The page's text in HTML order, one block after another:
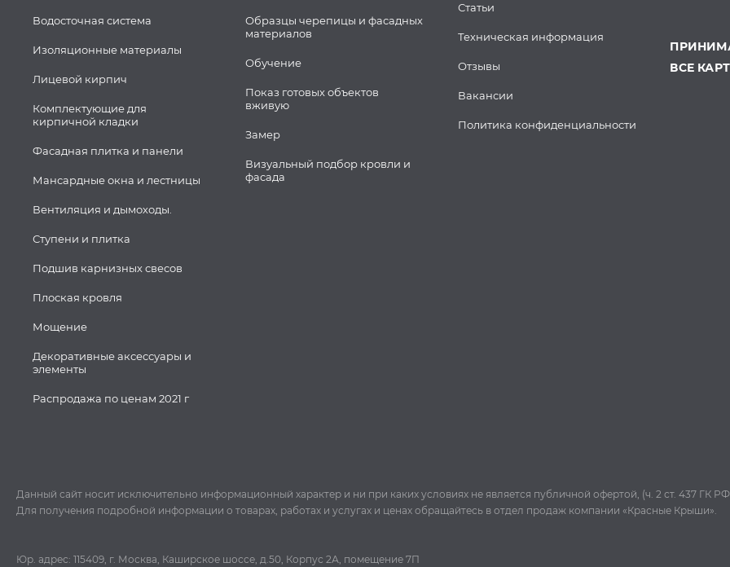
Водосточная система
Изоляционные материалы
Лицевой кирпич
Комплектующие для
кирпичной кладки
Фасадная плитка и панели
Мансардные окна и лестницы
Вентиляция и дымоходы.
Ступени и плитка
Подшив карнизных свесов
Плоская кровля
Мощение
Декоративные аксессуары и
элементы
Распродажа по ценам 2021 г
Образцы черепицы и фасадных
материалов
Обучение
Показ готовых объектов
вживую
Замер
Визуальный подбор кровли и
фасада
Статьи
Техническая информация
Отзывы
Вакансии
Политика конфиденциальности
ВСЕ
Данный сайт носит исключительно информационный характер и ни при каких условиях не является публичной офертой, (ч. 2 ст. 437 ГК
Для получения подробной информации о товарах, работах и услугах и ценах обращайтесь в отдел продаж компании «Красные Крыши».
Юр. адрес: 115409, г. Москва, Каширское шоссе, д.50, Корпус 2А, помещение 7П